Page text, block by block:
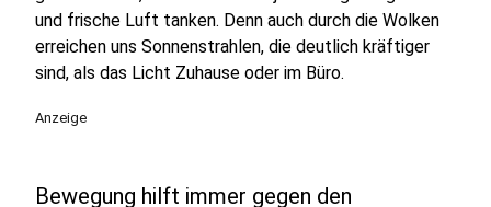
und frische Luft tanken. Denn auch durch die Wolken
erreichen uns Sonnenstrahlen, die deutlich kräftiger
sind, als das Licht Zuhause oder im Büro.
Anzeige
Bewegung hilft immer gegen den